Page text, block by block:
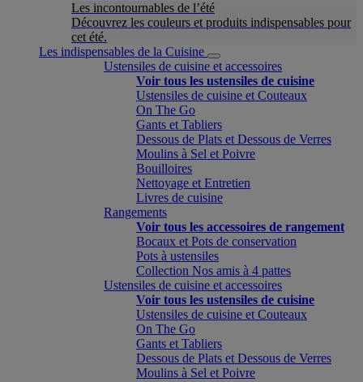
Les incontournables de l’été
Découvrez les couleurs et produits indispensables pour
cet été.
Les indispensables de la Cuisine
Ustensiles de cuisine et accessoires
Voir tous les ustensiles de cuisine
Ustensiles de cuisine et Couteaux
On The Go
Gants et Tabliers
Dessous de Plats et Dessous de Verres
Moulins à Sel et Poivre
Bouilloires
Nettoyage et Entretien
Livres de cuisine
Rangements
Voir tous les accessoires de rangement
Bocaux et Pots de conservation
Pots à ustensiles
Collection Nos amis à 4 pattes
Ustensiles de cuisine et accessoires
Voir tous les ustensiles de cuisine
Ustensiles de cuisine et Couteaux
On The Go
Gants et Tabliers
Dessous de Plats et Dessous de Verres
Moulins à Sel et Poivre